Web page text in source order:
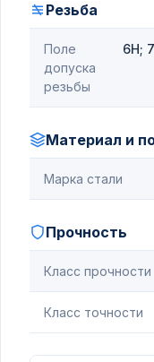
Резьба
Поле
допуска
резьбы
6Н;
Материал и
Марка стали
Прочность
Класс прочности
Класс точности